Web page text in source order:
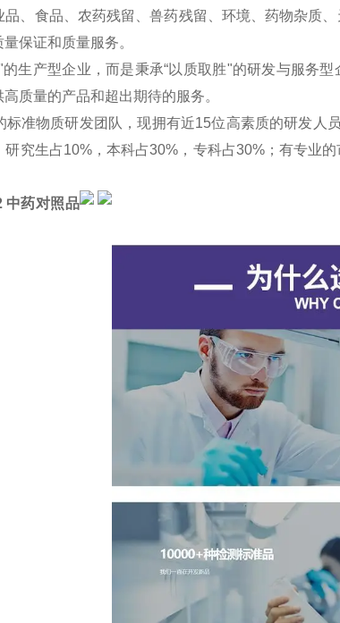
、食品、农药残留、兽药残留、环境、药物杂质
保证和质量服务。
生产型企业，而是秉承“以质取胜"的研发与服务
质量的产品和超出期待的服务。
准物质研发团队，现拥有近15位高素质的研发人
究生占10%，本科占30%，专科占30%；有专业
中药对照品